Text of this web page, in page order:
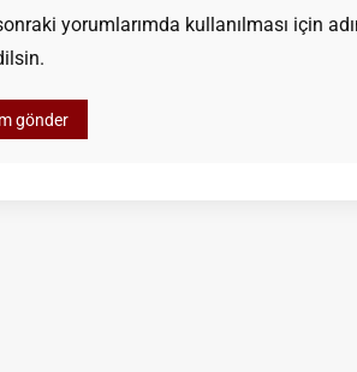
yorumlarımda kullanılması için